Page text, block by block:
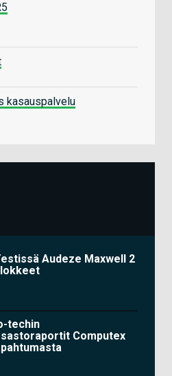
kasauspalvelu
Audeze Maxwell 2
techin
Computex